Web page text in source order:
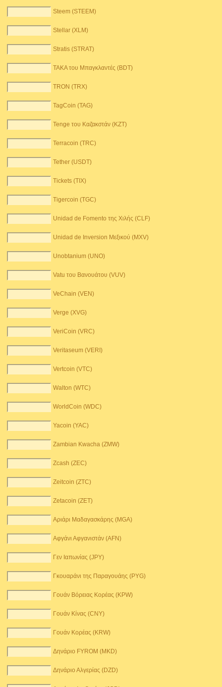
Steem (STEEM)
Stellar (XLM)
Stratis (STRAT)
TAKA του Μπαγκλαντές (BDT)
TRON (TRX)
TagCoin (TAG)
Tenge του Καζακστάν (KZT)
Terracoin (TRC)
Tether (USDT)
Tickets (TIX)
Tigercoin (TGC)
Unidad de Fomento της Χιλής (CLF)
Unidad de Inversion Μεξικού (MXV)
Unobtanium (UNO)
Vatu του Βανουάτου (VUV)
VeChain (VEN)
Verge (XVG)
VeriCoin (VRC)
Veritaseum (VERI)
Vertcoin (VTC)
Walton (WTC)
WorldCoin (WDC)
Yacoin (YAC)
Zambian Kwacha (ZMW)
Zcash (ZEC)
Zeitcoin (ZTC)
Zetacoin (ZET)
Αριάρι Μαδαγασκάρης (MGA)
Αφγάνι Αφγανιστάν (AFN)
Γεν Ιαπωνίας (JPY)
Γκουαράνι της Παραγουάης (PYG)
Γουάν Βόρειας Κορέας (KPW)
Γουάν Κίνας (CNY)
Γουάν Κορέας (KRW)
Δηνάριο FYROM (MKD)
Δηνάριο Αλγερίας (DZD)